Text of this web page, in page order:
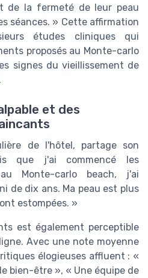
de la fermeté de leur peau
séances. » Cette affirmation
études cliniques qui
proposés au Monte-carlo
signes du vieillissement de
et des
de l'hôtel, partage son
que j'ai commencé les
Monte-carlo beach, j'ai
de dix ans. Ma peau est plus
estompées. »
est également perceptible
Avec une note moyenne
élogieuses affluent : «
bien-être », « Une équipe de